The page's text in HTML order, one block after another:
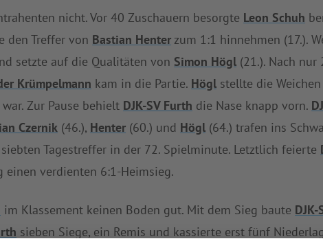
nicht. Vor 40 Zuschauern besorgte Leon Schuh
den Treffer von Bastian Henter zum 1:1 hinnehmen (17.).
setzte auf die Qualitäten von Simon Högl (21.). Nach
Krümpelmann kam in die Partie. Högl stellte die
Zur Pause behielt DJK-SV Furth die Nase knapp vorn.
Czernik (46.), Henter (60.) und Högl (64.) trafen ins
Tagestreffer in der 72. Spielminute. Letztlich feierte
einen verdienten 6:1-Heimsieg.
im Klassement keinen Boden gut. Mit dem Sieg baute
sieben Siege, ein Remis und kassierte erst fünf